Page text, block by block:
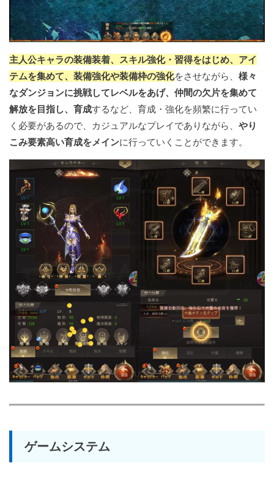
主人公キャラの装備装着、スキル強化・習得をはじめ、アイ
テムを集めて、装備強化や装備枠の強化をさせながら、 様々
なダンジョンに挑戦してレベルをあげ、仲間の欠片を集めて
解放を目指し、育成するなど、育成・強化を頻繁に行ってい
く必要があるので、カジュアルなプレイでありながら、 やり
こみ要素高い育成をメインに行っていくことができます。
ゲームシステム